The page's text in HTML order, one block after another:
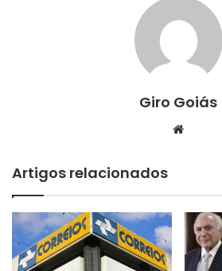
Giro Goiás
Website
Artigos relacionados